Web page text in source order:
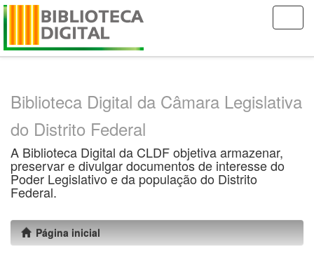
Skip
Biblioteca Digital da Câmara Legislativa
do Distrito Federal
A Biblioteca Digital da CLDF objetiva armazenar,
preservar e divulgar documentos de interesse do
Poder Legislativo e da população do Distrito
Federal.
Página inicial